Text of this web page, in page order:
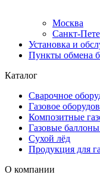
Москва
Санкт-
Установка и
Пункты обмена
Каталог
Сварочное
Газовое
Композитные
Газовые
Сухой лёд
Продукция для
О компании